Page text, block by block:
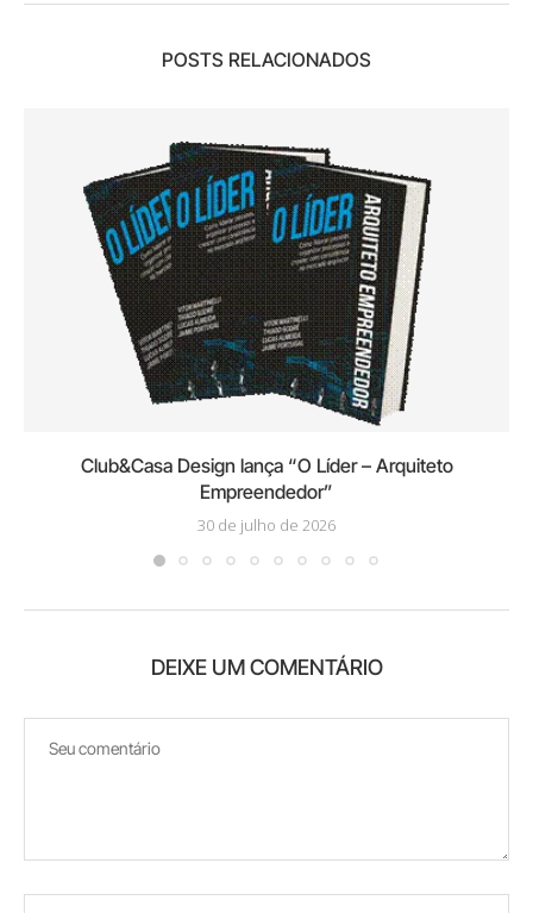
POSTS RELACIONADOS
Club&Casa Design lança “O Líder – Arquiteto
Empreendedor”
30 de julho de 2026
DEIXE UM COMENTÁRIO